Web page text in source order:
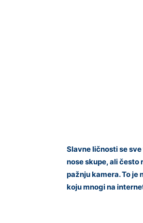
Slavne ličnosti se
nose skupe, ali
pažnju kamera. To
koju mnogi na